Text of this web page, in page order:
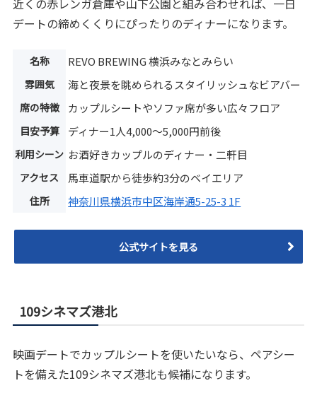
近くの赤レンガ倉庫や山下公園と組み合わせれば、一日
デートの締めくくりにぴったりのディナーになります。
名称 REVO BREWING 横浜みなとみらい
雰囲気 海と夜景を眺められるスタイリッシュなビアバー
席の特徴 カップルシートやソファ席が多い広々フロア
目安予算 ディナー1人4,000〜5,000円前後
利用シーン お酒好きカップルのディナー・二軒目
アクセス 馬車道駅から徒歩約3分のベイエリア
住所 神奈川県横浜市中区海岸通5-25-3 1F
公式サイトを見る
109シネマズ港北
映画デートでカップルシートを使いたいなら、ペアシー
トを備えた109シネマズ港北も候補になります。